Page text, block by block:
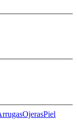
OjerasPiel